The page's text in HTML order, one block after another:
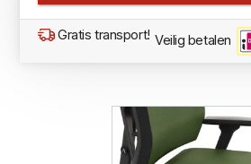
Gratis transport! Veilig betalen